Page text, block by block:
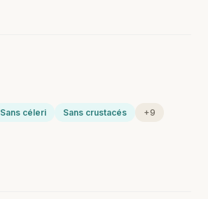
Sans céleri Sans crustacés +9